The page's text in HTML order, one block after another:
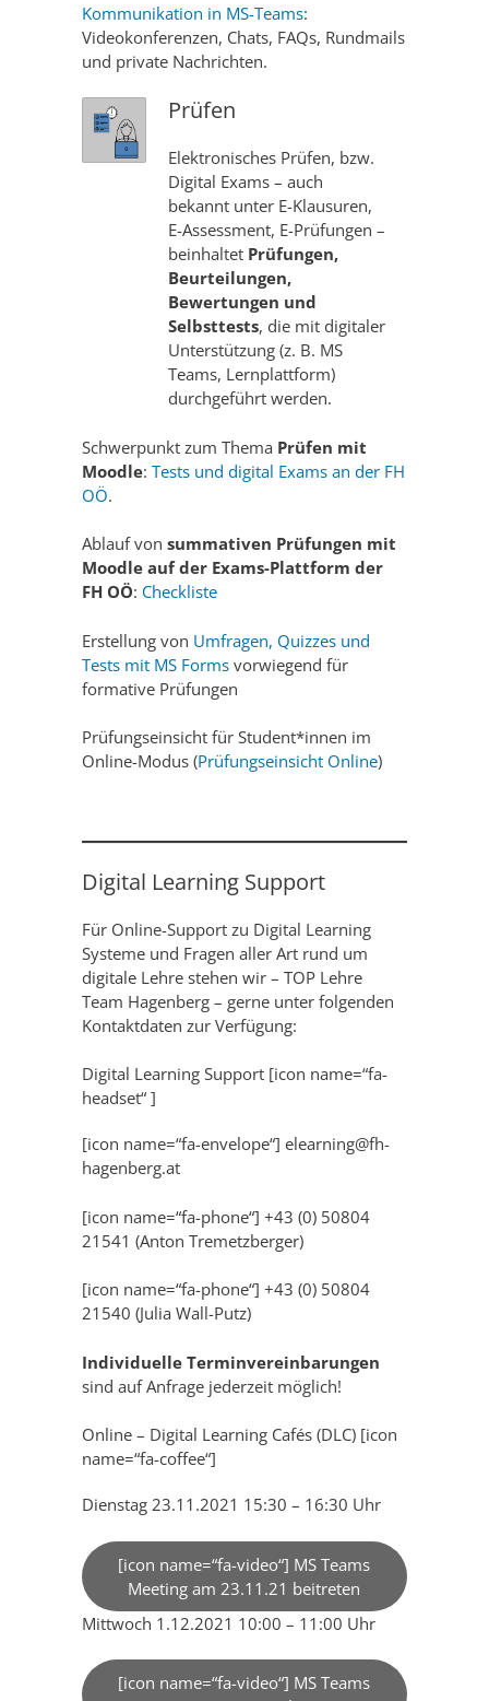
Kommunikation in MS-Teams:
Videokonferenzen, Chats, FAQs, Rundmails
und private Nachrichten.
Prüfen
Elektronisches Prüfen, bzw.
Digital Exams – auch
bekannt unter E-Klausuren,
E-Assessment, E-Prüfungen –
beinhaltetPrüfungen,
Beurteilungen,
Bewertungen und
Selbsttests, die mit digitaler
Unterstützung (z. B. MS
Teams, Lernplattform)
durchgeführt werden.
Schwerpunkt zum Thema Prüfen mit
Moodle: Tests und digital Exams an der FH
OÖ.
Ablauf von summativen Prüfungen mit
Moodle auf der Exams-Plattform der
FH OÖ: Checkliste
Erstellung von Umfragen, Quizzes und
Tests mit MS Formsvorwiegend für
formative Prüfungen
Prüfungseinsicht für Student*innen im
Online-Modus (Prüfungseinsicht Online)
Digital Learning Support
Für Online-Support zu Digital Learning
Systeme und Fragen aller Art rund um
digitale Lehre stehen wir – TOP Lehre
Team Hagenberg – gerne unter folgenden
Kontaktdaten zur Verfügung:
Digital Learning Support [icon name=“fa-
headset“ ]
[icon name=“fa-envelope“] elearning@fh-
hagenberg.at
[icon name=“fa-phone“] +43 (0) 50804
21541 (Anton Tremetzberger)
[icon name=“fa-phone“] +43 (0) 50804
21540 (Julia Wall-Putz)
Individuelle Terminvereinbarungen
sind auf Anfrage jederzeit möglich!
Online – Digital Learning Cafés (DLC) [icon
name=“fa-coffee“]
Dienstag 23.11.2021 15:30 – 16:30 Uhr
[icon name=“fa-video“] MS Teams
Meeting am 23.11.21 beitreten
Mittwoch 1.12.2021 10:00 – 11:00 Uhr
[icon name=“fa-video“] MS Teams